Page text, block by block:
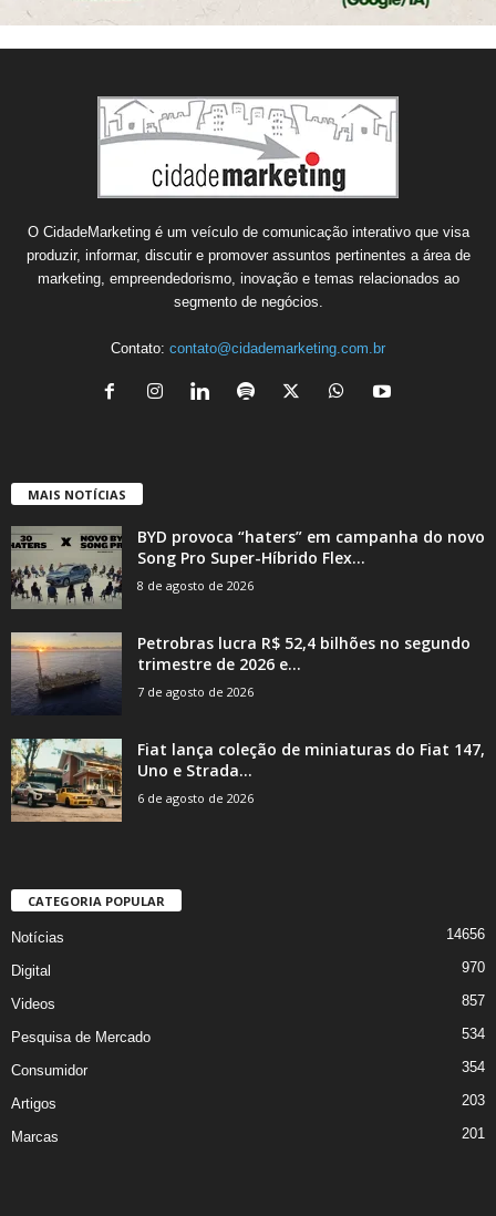
O CidadeMarketing é um veículo de comunicação interativo que visa
produzir, informar, discutir e promover assuntos pertinentes a área de
marketing, empreendedorismo, inovação e temas relacionados ao
segmento de negócios.
Contato: contato@cidademarketing.com.br
MAIS NOTÍCIAS
BYD provoca “haters” em campanha do novo
Song Pro Super-Híbrido Flex...
8 de agosto de 2026
Petrobras lucra R$ 52,4 bilhões no segundo
trimestre de 2026 e...
7 de agosto de 2026
Fiat lança coleção de miniaturas do Fiat 147,
Uno e Strada...
6 de agosto de 2026
CATEGORIA POPULAR
Notícias 14656
Digital 970
Videos 857
Pesquisa de Mercado 534
Consumidor 354
Artigos 203
Marcas 201